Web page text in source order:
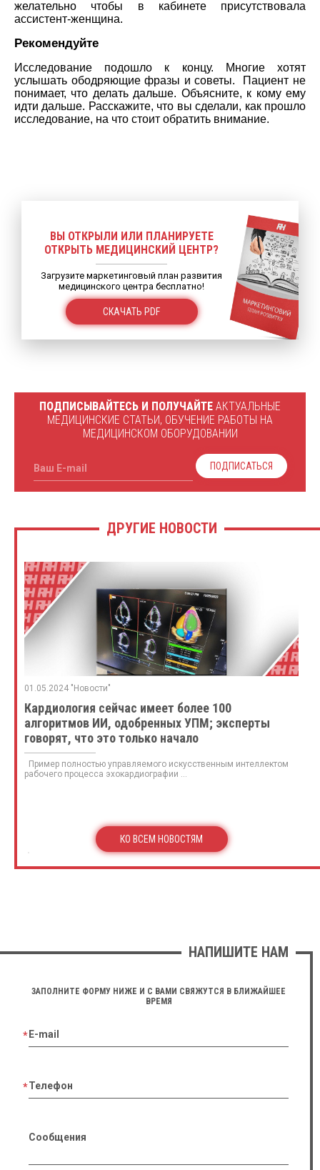
желательно чтобы в кабинете присутствовала
ассистент-женщина.
Рекомендуйте
Исследование подошло к концу. Многие хотят
услышать ободряющие фразы и советы. Пациент не
понимает, что делать дальше. Объясните, к кому ему
идти дальше. Расскажите, что вы сделали, как прошло
исследование, на что стоит обратить внимание.
ВЫ ОТКРЫЛИ ИЛИ ПЛАНИРУЕТЕ
ОТКРЫТЬ МЕДИЦИНСКИЙ ЦЕНТР?
Загрузите маркетинговый план развития
медицинского центра бесплатно!
СКАЧАТЬ PDF
ПОДПИСЫВАЙТЕСЬ И ПОЛУЧАЙТЕ АКТУАЛЬНЫЕ
МЕДИЦИНСКИЕ СТАТЬИ, ОБУЧЕНИЕ РАБОТЫ НА
МЕДИЦИНСКОМ ОБОРУДОВАНИИ
Ваш E-mail ПОДПИСАТЬСЯ
ДРУГИЕ НОВОСТИ
01.05.2024 "Новости"
Кардиология сейчас имеет более 100
алгоритмов ИИ, одобренных УПМ; эксперты
говорят, что это только начало
Пример полностью управляемого искусственным интеллектом
рабочего процесса эхокардиографии ...
КО ВСЕМ НОВОСТЯМ
НАПИШИТЕ НАМ
ЗАПОЛНИТЕ ФОРМУ НИЖЕ И С ВАМИ СВЯЖУТСЯ В БЛИЖАЙШЕЕ
ВРЕМЯ
E-mail
Телефон
Сообщения